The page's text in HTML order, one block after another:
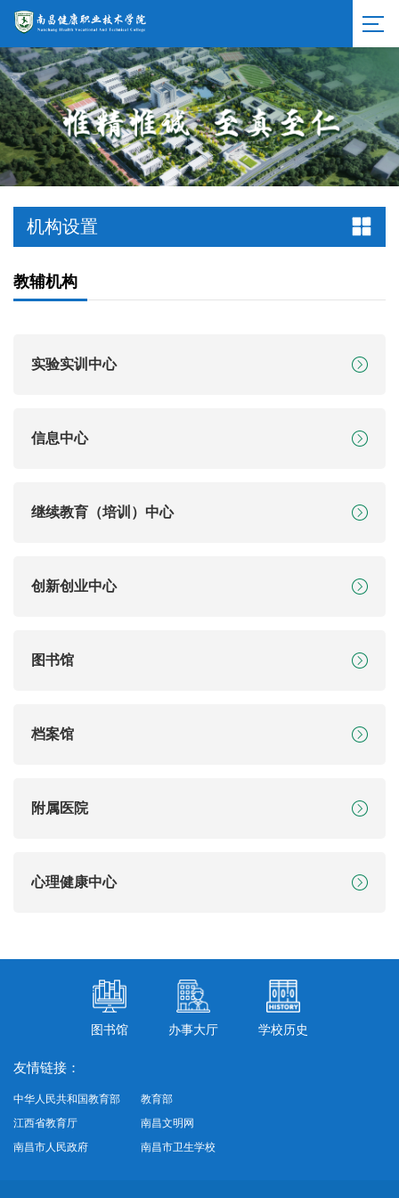
机构设置
教辅机构
实验实训中心
信息中心
继续教育（培训）中心
创新创业中心
图书馆
档案馆
附属医院
心理健康中心
图书馆 办事大厅 学校历史
友情链接：
中华人民共和国教育部
教育部
江西省教育厅
南昌文明网
南昌市人民政府
南昌市卫生学校